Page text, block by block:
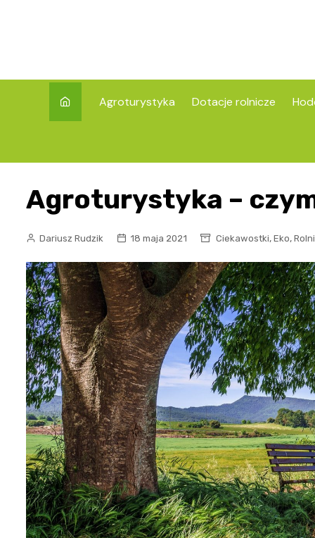
Agroturystyka Dotacje rolnicze
Agroturystyka –
Dariusz Rudzik 18 maja 2021 Ciekawostki, Eko,